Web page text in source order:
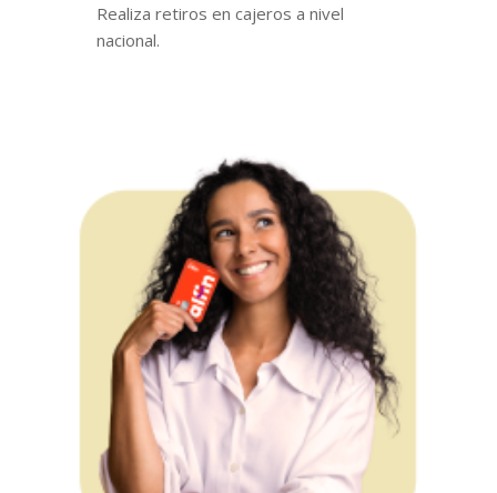
Realiza retiros en cajeros a nivel
nacional.